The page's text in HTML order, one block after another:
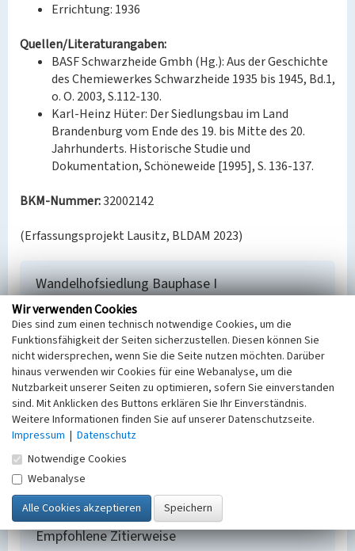
Errichtung: 1936
Quellen/Literaturangaben:
BASF Schwarzheide Gmbh (Hg.): Aus der Geschichte
des Chemiewerkes Schwarzheide 1935 bis 1945, Bd.1,
o. O. 2003, S.112-130.
Karl-Heinz Hüter: Der Siedlungsbau im Land
Brandenburg vom Ende des 19. bis Mitte des 20.
Jahrhunderts. Historische Studie und
Dokumentation, Schöneweide [1995], S. 136-137.
BKM-Nummer:32002142
(Erfassungsprojekt Lausitz, BLDAM 2023)
Wandelhofsiedlung Bauphase I
Schlagwörter
Werkssiedlung
Ort
Schwarzheide
Fachsicht(en)
Denkmalpflege
Erfassungsmaßstab
Keine Angabe
Erfassungsmethode
Übernahme aus externer Fachdatenbank
Empfohlene Zitierweise
Wir verwenden Cookies
Dies sind zum einen technisch notwendige Cookies, um die
Funktionsfähigkeit der Seiten sicherzustellen. Diesen können Sie
nicht widersprechen, wenn Sie die Seite nutzen möchten. Darüber
hinaus verwenden wir Cookies für eine Webanalyse, um die
Nutzbarkeit unserer Seiten zu optimieren, sofern Sie einverstanden
sind. Mit Anklicken des Buttons erklären Sie Ihr Einverständnis.
Weitere Informationen finden Sie auf unserer Datenschutzseite.
Impressum | Datenschutz
Notwendige Cookies
Webanalyse